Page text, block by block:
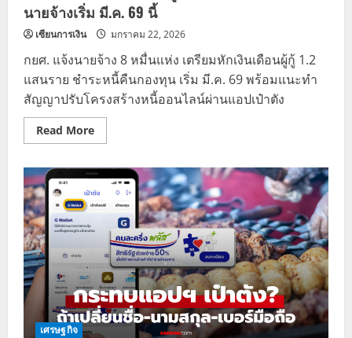
นายจ้างเริ่ม มี.ค. 69 นี้
เซียนการเงิน มกราคม 22, 2026
กยศ. แจ้งนายจ้าง 8 หมื่นแห่ง เตรียมหักเงินเดือนผู้กู้ 1.2
แสนราย ชำระหนี้คืนกองทุน เริ่ม มี.ค. 69 พร้อมแนะทำ
สัญญาปรับโครงสร้างหนี้ออนไลน์ผ่านแอปเป๋าตัง
Read MoreRead
more
เตรียม
หัก
เงิน
เดือน
ลูก
หนี้
แสน
ราย
ผ่าน
นายจ้าง
เริ่ม
มี.ค.
69
นี้
เศรษฐกิจ